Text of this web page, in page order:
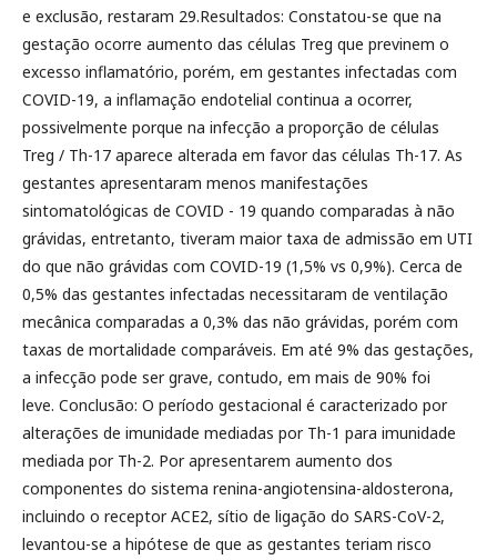
e exclusão, restaram 29.Resultados: Constatou-se que na
gestação ocorre aumento das células Treg que previnem o
excesso inflamatório, porém, em gestantes infectadas com
COVID-19, a inflamação endotelial continua a ocorrer,
possivelmente porque na infecção a proporção de células
Treg / Th-17 aparece alterada em favor das células Th-17. As
gestantes apresentaram menos manifestações
sintomatológicas de COVID - 19 quando comparadas à não
grávidas, entretanto, tiveram maior taxa de admissão em UTI
do que não grávidas com COVID-19 (1,5% vs 0,9%). Cerca de
0,5% das gestantes infectadas necessitaram de ventilação
mecânica comparadas a 0,3% das não grávidas, porém com
taxas de mortalidade comparáveis. Em até 9% das gestações,
a infecção pode ser grave, contudo, em mais de 90% foi
leve. Conclusão: O período gestacional é caracterizado por
alterações de imunidade mediadas por Th-1 para imunidade
mediada por Th-2. Por apresentarem aumento dos
componentes do sistema renina-angiotensina-aldosterona,
incluindo o receptor ACE2, sítio de ligação do SARS-CoV-2,
levantou-se a hipótese de que as gestantes teriam risco